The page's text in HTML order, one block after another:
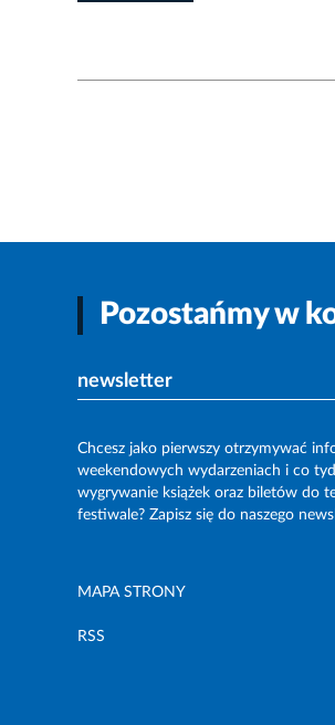
Pozostańmy w
newsletter
Chcesz jako pierwszy otrzymywać
weekendowych wydarzeniach i co
wygrywanie książek oraz biletów do
festiwale? Zapisz się do naszego
MAPA STRONY
RSS